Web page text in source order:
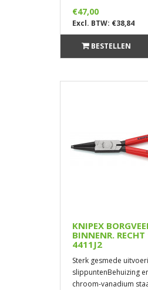
€47,00
Excl. BTW: €38,84
BESTELLEN
KNIPEX
BINNENR.
4411J2
Sterk gesmede
slippuntenBehuizing
chroom-vanadium